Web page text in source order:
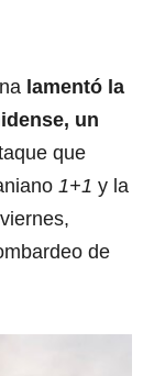
lamentó la
un
que
1+1 y la
de